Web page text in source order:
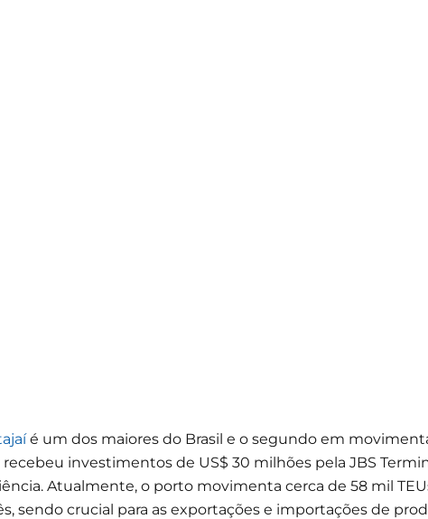
é um dos maiores do Brasil e o segundo em
investimentos de US$ 30 milhões pela JBS
Atualmente, o porto movimenta cerca de 58 mil
sendo crucial para as exportações e importações de